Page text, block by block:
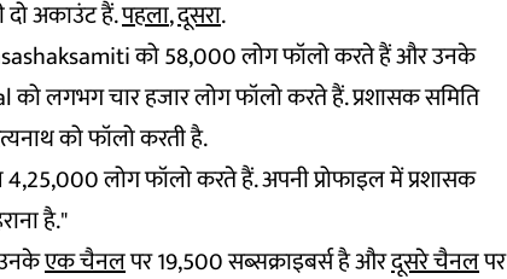
दो अकाउंट हैं.पहला,दूसरा.
को 58,000 लोग फॉलो करते हैं और उनके
लगभग चार हजार लोग फॉलो करते हैं. प्रशासक समिति
को फॉलो करती है.
4,25,000 लोग फॉलो करते हैं. अपनी प्रोफाइल में प्रशासक
है."
उनकेएक चैनलपर 19,500 सब्सक्राइबर्स है औरदूसरे चैनलपर